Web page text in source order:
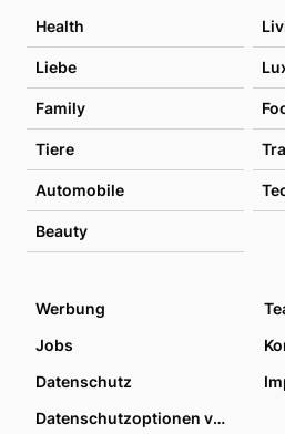
Health
Liebe
Family
Tiere
Automobile
Beauty
Werbung
Jobs
Datenschutz
Datenschutzoptionen verwalten